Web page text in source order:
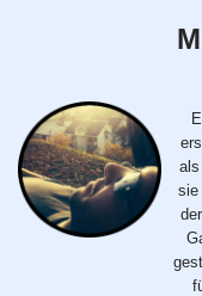
springen
als
sie